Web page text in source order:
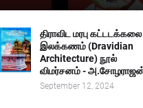
திராவிட மரபு கட்டடக்கலை
இலக்கணம் (Dravidian
Architecture) நூல்
விமர்சனம் -
September 12, 2024